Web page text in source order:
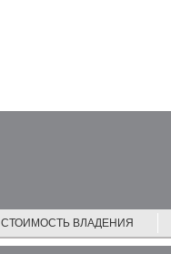
СТОИМОСТЬ ВЛАДЕНИЯ